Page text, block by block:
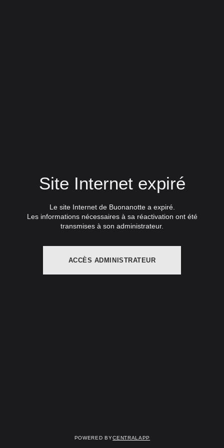
Site Internet expiré
Le site Internet de Buonanotte a expiré.
Les informations nécessaires à sa réactivation ont été
transmises à son administrateur.
ACCÈS ADMINISTRATEUR
Powered byCentralApp